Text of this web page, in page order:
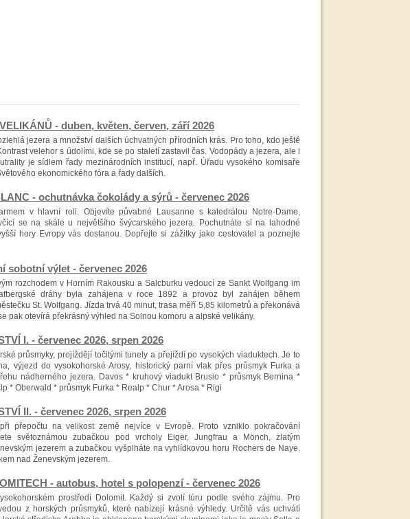
- duben, květen, červen, září 2026
jezera a množství dalších úchvatných přírodních krás. Pro toho, kdo ještě
velehor s údolími, kde se po staletí zastavil čas. Vodopády a jezera, ale i
je sídlem řady mezinárodních institucí, např. Úřadu vysokého komisaře
ekonomického fóra a řady dalších.
- ochutnávka čokolády a sýrů - červenec 2026
v hlavní roli. Objevíte půvabné Lausanne s katedrálou Notre-Dame,
se na skále u největšího švýcarského jezera. Pochutnáte si na lahodné
hory Evropy vás dostanou. Dopřejte si zážitky jako cestovatel a poznejte
sobotní výlet - červenec 2026
rozchodem v Horním Rakousku a Salcburku vedoucí ze Sankt Wolfgang im
dráhy byla zahájena v roce 1892 a provoz byl zahájen během
St. Wolfgang. Jízda trvá 40 minut, trasa měří 5,85 kilometrů a překonává
pak otevírá překrásný výhled na Solnou komoru a alpské velikány.
I. - červenec 2026, srpen 2026
průsmyky, projíždějí točitými tunely a přejíždí po vysokých viaduktech. Je to
výjezd do vysokohorské Arosy, historický parní vlak přes průsmyk Furka a
nádherného jezera. Davos * kruhový viadukt Brusio * průsmyk Bernina *
* Oberwald * průsmyk Furka * Realp * Chur * Arosa * Rigi
II. - červenec 2026, srpen 2026
přepočtu na velikost země nejvíce v Evropě. Proto vzniklo pokračování
světoznámou zubačkou pod vrcholy Eiger, Jungfrau a Mönch, zlatým
jezerem a zubačkou vyšplháte na vyhlídkovou horu Rochers de Naye.
nad Ženevským jezerem.
- autobus, hotel s polopenzí - červenec 2026
prostředí Dolomit. Každý si zvolí túru podle svého zájmu. Pro
z horských průsmyků, které nabízejí krásné výhledy. Určitě vás uchvátí